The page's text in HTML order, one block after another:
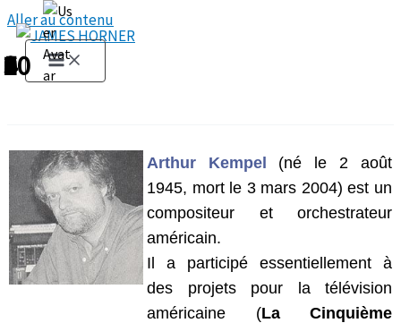
Aller au contenu
Arthur Kempel
(né le 2 août
1945, mort le 3 mars 2004) est un
compositeur et orchestrateur
américain.
Il a participé essentiellement à
des projets pour la télévision
américaine (La Cinquième
1
2
3
4
5
6
7
8
9
10